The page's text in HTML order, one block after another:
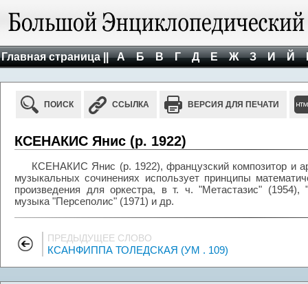
Главная страница || А Б В Г Д Е Ж З И Й
ПОИСК ССЫЛКА ВЕРСИЯ ДЛЯ ПЕЧАТИ
КСЕНАКИС Янис (р. 1922)
КСЕНАКИС Янис (р. 1922), французский композитор и
музыкальных сочинениях использует принципы
произведения для оркестра, в т. ч. "Метастазис" (1954),
музыка "Персеполис" (1971) и др.
ПРЕДЫДУЩЕЕ СЛОВО
КСАНФИППА ТОЛЕДСКАЯ (УМ . 109)